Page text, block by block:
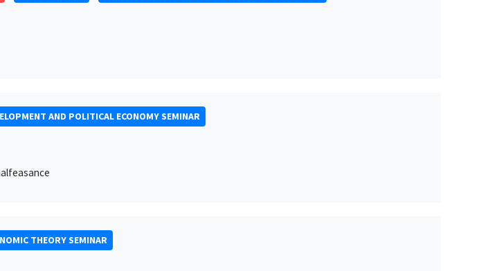
AND POLITICAL ECONOMY SEMINAR
THEORY SEMINAR